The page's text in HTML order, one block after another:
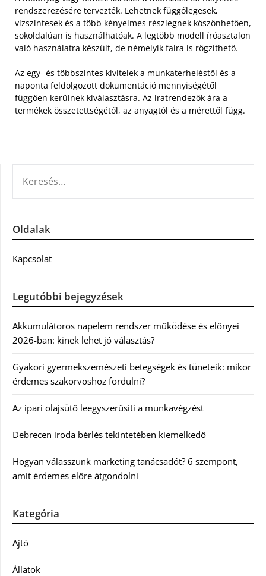
rendszerezésére tervezték. Lehetnek függőlegesek,
vízszintesek és a több kényelmes részlegnek köszönhetően,
sokoldalúan is használhatóak. A legtöbb modell íróasztalon
való használatra készült, de némelyik falra is rögzíthető.
Az egy- és többszintes kivitelek a munkaterheléstől és a
naponta feldolgozott dokumentáció mennyiségétől
függően kerülnek kiválasztásra. Az iratrendezők ára a
termékek összetettségétől, az anyagtól és a mérettől függ.
Oldalak
Kapcsolat
Legutóbbi bejegyzések
Akkumulátoros napelem rendszer működése és előnyei
2026-ban: kinek lehet jó választás?
Gyakori gyermekszemészeti betegségek és tüneteik: mikor
érdemes szakorvoshoz fordulni?
Az ipari olajsütő leegyszerűsíti a munkavégzést
Debrecen iroda bérlés tekintetében kiemelkedő
Hogyan válasszunk marketing tanácsadót? 6 szempont,
amit érdemes előre átgondolni
Kategória
Ajtó
Állatok